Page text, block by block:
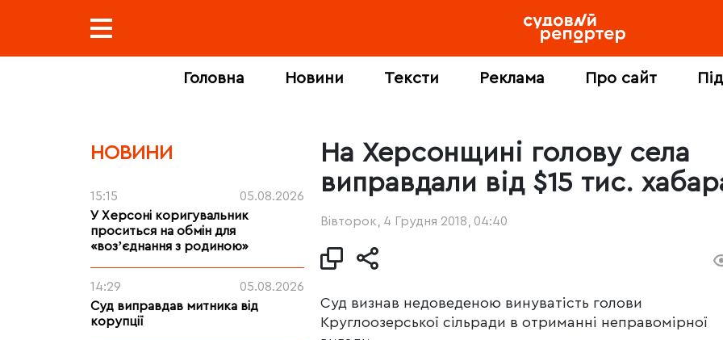
Головна Новини Тексти Реклама Про сайт
НОВИНИ
15:15
05.08.2026
У Херсоні коригувальник
проситься на обмін для
«возʼєднання з родиною»
14:29
05.08.2026
Суд виправдав митника від
корупції
На Херсонщині голову села
виправдали від $15 тис.
Вівторок, 4 Грудня 2018, 04:40
Суд визнав недоведеною винуватість голови
Круглоозерської сільради в отриманні неправомірної